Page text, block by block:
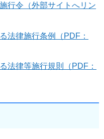
行令（外部サイトへリン
法律施行条例（PDF：
法律等施行規則（PDF：